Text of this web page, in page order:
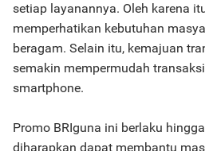
setiap layanannya. Oleh karena
memperhatikan kebutuhan
beragam. Selain itu, kemajuan
semakin mempermudah
smartphone.
Promo BRIguna ini berlaku
diharapkan dapat membantu